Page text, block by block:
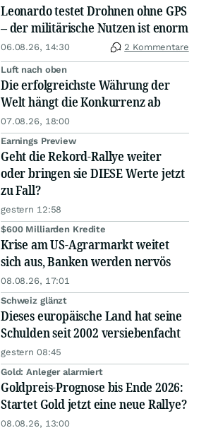
Leonardo testet Drohnen ohne GPS
– der militärische Nutzen ist enorm
06.08.26, 14:30 2 Kommentare
Luft nach oben
Die erfolgreichste Währung der
Welt hängt die Konkurrenz ab
07.08.26, 18:00
Earnings Preview
Geht die Rekord-Rallye weiter
oder bringen sie DIESE Werte jetzt
zu Fall?
gestern 12:58
$600 Milliarden Kredite
Krise am US-Agrarmarkt weitet
sich aus, Banken werden nervös
08.08.26, 17:01
Schweiz glänzt
Dieses europäische Land hat seine
Schulden seit 2002 versiebenfacht
gestern 08:45
Gold: Anleger alarmiert
Goldpreis-Prognose bis Ende 2026:
Startet Gold jetzt eine neue Rallye?
08.08.26, 13:00